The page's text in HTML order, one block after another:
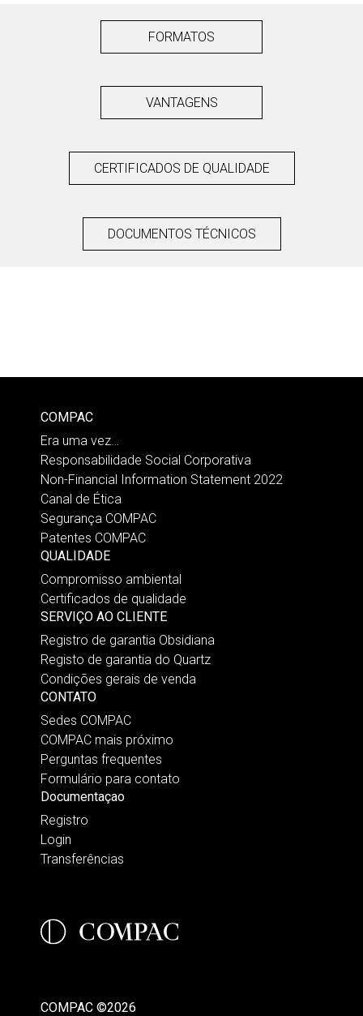
FORMATOS
VANTAGENS
CERTIFICADOS DE QUALIDADE
DOCUMENTOS TÉCNICOS
COMPAC
Era uma vez…
Responsabilidade Social Corporativa
Non-Financial Information Statement 2022
Canal de Ética
Segurança COMPAC
Patentes COMPAC
QUALIDADE
Compromisso ambiental
Certificados de qualidade
SERVIÇO AO CLIENTE
Registro de garantia Obsidiana
Registo de garantia do Quartz
Condições gerais de venda
CONTATO
Sedes COMPAC
COMPAC mais próximo
Perguntas frequentes
Formulário para contato
Documentaçao
Registro
Login
Transferências
COMPAC ©2026